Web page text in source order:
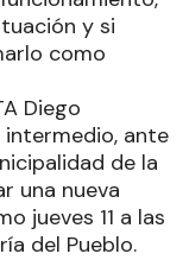
y si
como
Diego
intermedio, ante
de la
una nueva
jueves 11 a las
del Pueblo.